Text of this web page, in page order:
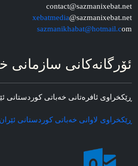
contact@sazmanixebat.net
xebatmedia@sazmanixebat.net
sazmanikhabat@hotmail.com
ئۆرگانه‌کانی سازمانی
ڕێکخراوی ئافره‌تانی خه‌باتی کوردستانی
ڕێکخراوی لاوانی خه‌باتی کوردستانی ئێران